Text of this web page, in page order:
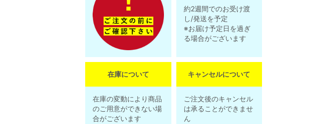
約2週間でのお受け渡
し/発送を予定
※お届け予定日を過ぎ
る場合がございます
在庫について
在庫の変動により商品
のご用意ができない場
合がございます
キャンセルについて
ご注文後のキャンセル
は承ることができませ
ん